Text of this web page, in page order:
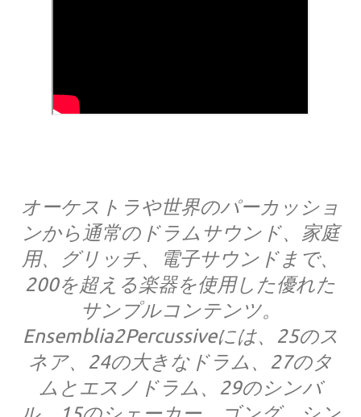
オーケストラや世界のパーカッショ
ンから通常のドラムサウンド、家庭
用、グリッチ、電子サウンドまで、
200を超える楽器を使用した優れた
サンプルコンテンツ。
Ensemblia2Percussiveには、25のス
ネア、24の大きなドラム、27のタ
ムとエスノドラム、29のシンバ